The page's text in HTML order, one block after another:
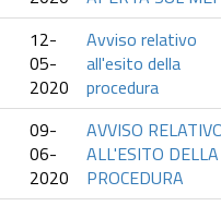
12-
05-
2020
Avviso relativo
all'esito della
procedura
09-
06-
2020
AVVISO
ALL'ESITO DELLA
PROCEDURA